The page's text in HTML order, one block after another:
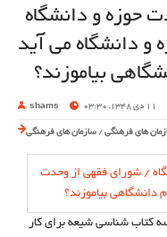
حوزه و دانشگاه
دانشگاه می آید
بیاموزند؟
shams 11 دی 1348, 03:30
های فرهنگی / سازمان های فرهنگی
کتاب شناسی شیعه برای کار